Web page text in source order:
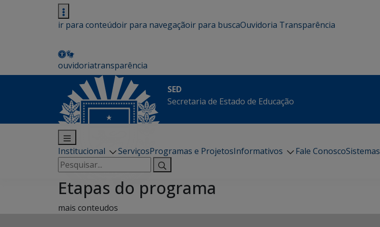
ir para conteúdoir para navegaçãoir para buscaOuvidoria Transparência
ouvidoriatransparência
SED
Secretaria de Estado de Educação
Institucional ServiçosProgramas e ProjetosInformativos Fale ConoscoSistemas
Pesquisar
por:
Etapas do programa
mais conteudos